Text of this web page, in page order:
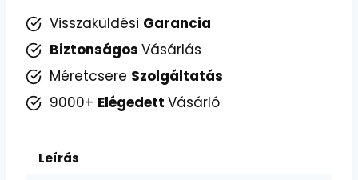
Cipő
mennyiség
Visszaküldési Garancia
Biztonságos Vásárlás
Méretcsere Szolgáltatás
9000+ Elégedett Vásárló
Leírás